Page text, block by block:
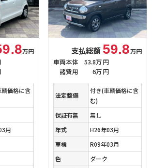
万円
価格に含
月
支払総額 59.8万円
車両本体
53.8万円
諸費用
6万円
法定整備
付き(車輌価格に含
む)
保証有無
無し
年式
H26年03月
車検
R09年03月
色
ダーク